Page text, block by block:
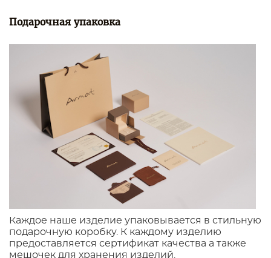
Подарочная упаковка
Каждое наше изделие упаковывается в стильную
подарочную коробку. К каждому изделию
предоставляется сертификат качества а также
мешочек для хранения изделий.